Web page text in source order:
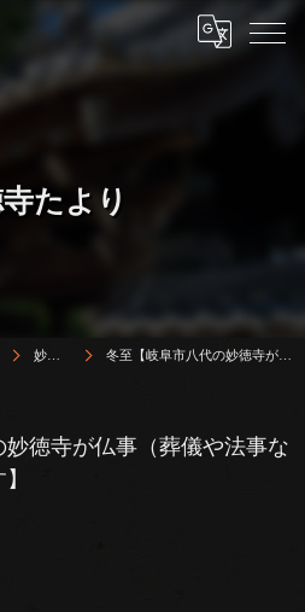
たより
妙徳寺たより 冬至【岐阜市八代の妙徳寺が仏事（葬儀や法事など）の相談承ります】
徳寺が仏事（葬儀や法事な